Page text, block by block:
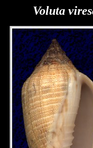
Voluta